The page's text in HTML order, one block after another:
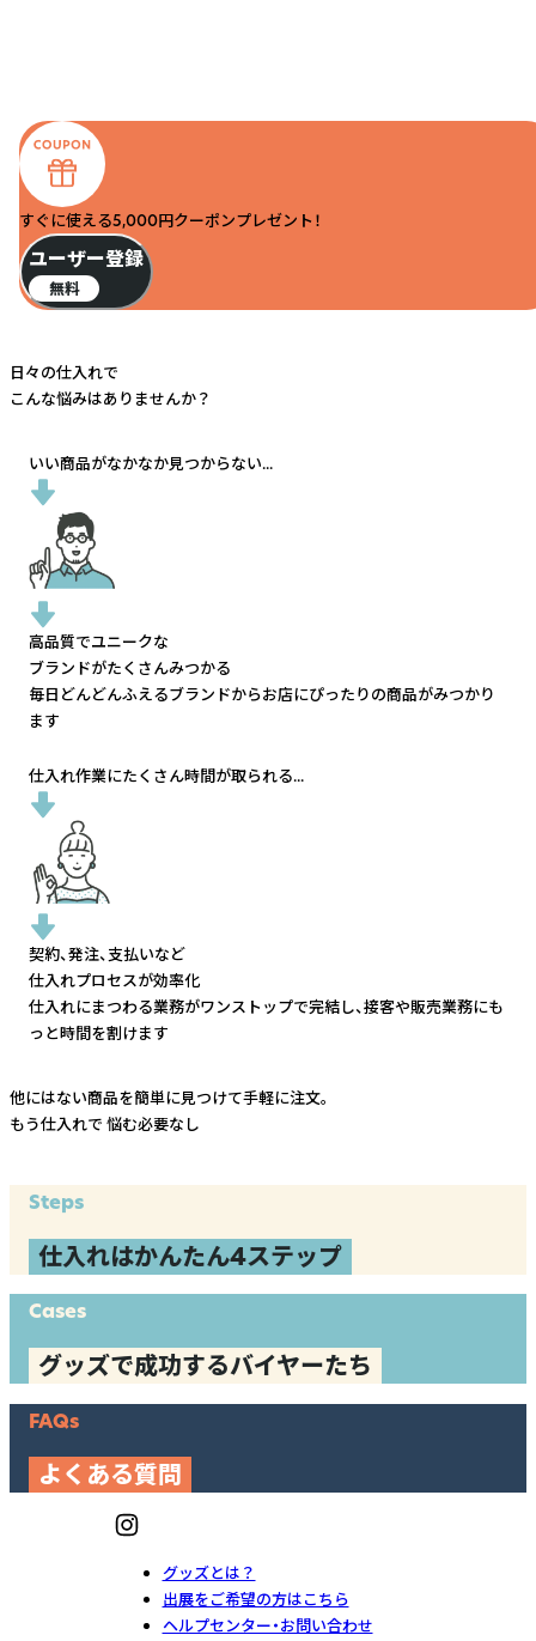
すぐに使える5,000円クーポンプレゼント！
ユーザー登録
無料
日々の仕入れで
こんな悩みはありませんか？
いい商品がなかなか見つからない...
高品質でユニークな
ブランドがたくさんみつかる
毎日どんどんふえるブランドからお店にぴったりの商品がみつかり
ます
仕入れ作業にたくさん時間が取られる...
契約、発注、支払いなど
仕入れプロセスが効率化
仕入れにまつわる業務がワンストップで完結し、接客や販売業務にも
っと時間を割けます
他にはない商品を簡単に見つけて手軽に注文。
もう仕入れで 悩む必要なし
Steps
仕入れはかんたん4ステップ
Cases
グッズで成功するバイヤーたち
FAQs
よくある質問
グッズとは？
出展をご希望の方はこちら
ヘルプセンター・お問い合わせ